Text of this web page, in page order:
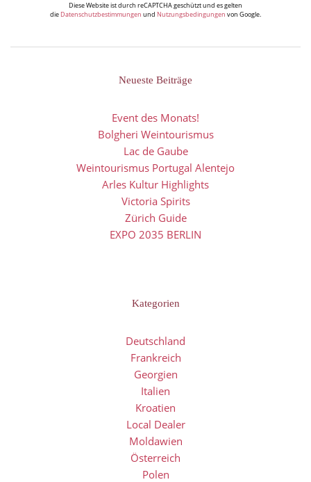
Diese Website ist durch reCAPTCHA geschützt und es gelten
die Datenschutzbestimmungen und Nutzungsbedingungen von Google.
Neueste Beiträge
Event des Monats!
Bolgheri Weintourismus
Lac de Gaube
Weintourismus Portugal Alentejo
Arles Kultur Highlights
Victoria Spirits
Zürich Guide
EXPO 2035 BERLIN
Kategorien
Deutschland
Frankreich
Georgien
Italien
Kroatien
Local Dealer
Moldawien
Österreich
Polen